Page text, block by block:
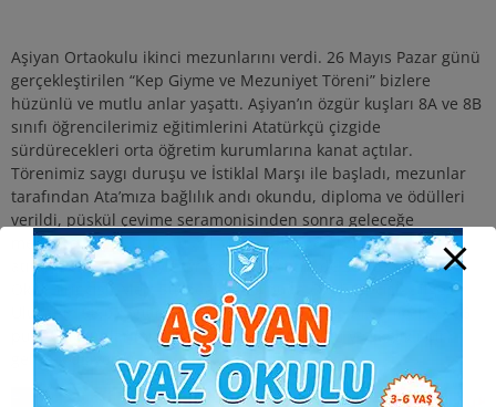
Aşiyan Ortaokulu ikinci mezunlarını verdi. 26 Mayıs Pazar günü
gerçekleştirilen “Kep Giyme ve Mezuniyet Töreni” bizlere
hüzünlü ve mutlu anlar yaşattı. Aşiyan’ın özgür kuşları 8A ve 8B
sınıfı öğrencilerimiz eğitimlerini Atatürkçü çizgide
sürdürecekleri orta öğretim kurumlarına kanat açtılar.
Törenimiz saygı duruşu ve İstiklal Marşı ile başladı, mezunlar
tarafından Ata’mıza bağlılık andı okundu, diploma ve ödülleri
verildi, püskül çevime seramonisinden sonra geleceğe
merhaba dilekleri ile 10. Yıl Marşı eşliğinde kepler havaya
atıldı. Dereceleri paylaşan öğrencilerimiz de şöyle sralandı;
Okul Birincisi- Mert Suyadal 98.33 puan Okul İkincisi- Bilgesu
Uluşahin 98.07 puan Okul Üçüncüsü- Zeynep Arça Ilıcak 97.36
puan. Mezunlarımıza başarılarla dolu, mutlu ve sağlıklı bir
gelecek diliyoruz.